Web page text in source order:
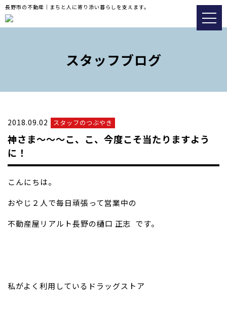
長野市の不動産｜まちと人に寄り添い暮らしを支えます。
不動産の査定についてはこ
おすすめ物件
スタッフブログ
スタッフブログ
2018.09.02 スタッフのつぶやき
神さま〜〜〜こ、こ、今度こそ当たりますよう
に！
こんにちは。
おやじ２人で毎日頑張って営業中の
不動産屋リアルト長野の樋口 正志 です。
私がよく利用しているドラッグストア